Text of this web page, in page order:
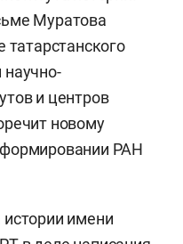
Муратова
татарстанского
научно-
и центров
новому
РАН
имени